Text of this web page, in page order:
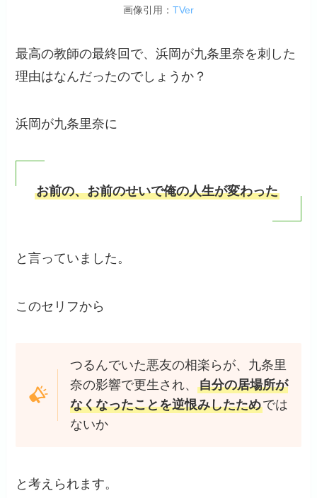
画像引用： TVer
最高の教師の最終回で、浜岡が九条里奈を刺した
理由はなんだったのでしょうか？
浜岡が九条里奈に
お前の、お前のせいで俺の人生が変わった
と言っていました。
このセリフから
つるんでいた悪友の相楽らが、九条里
奈の影響で更生され、 自分の居場所が
なくなったことを逆恨みしたためでは
ないか
と考えられます。